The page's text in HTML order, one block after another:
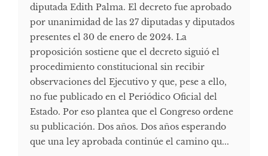
diputada Edith Palma. El decreto fue aprobado
por unanimidad de las 27 diputadas y diputados
presentes el 30 de enero de 2024. La
proposición sostiene que el decreto siguió el
procedimiento constitucional sin recibir
observaciones del Ejecutivo y que, pese a ello,
no fue publicado en el Periódico Oficial del
Estado. Por eso plantea que el Congreso ordene
su publicación. Dos años. Dos años esperando
que una ley aprobada continúe el camino qu...